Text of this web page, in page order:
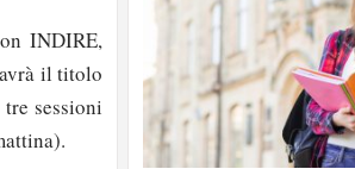
INDIRE,
il titolo
sessioni